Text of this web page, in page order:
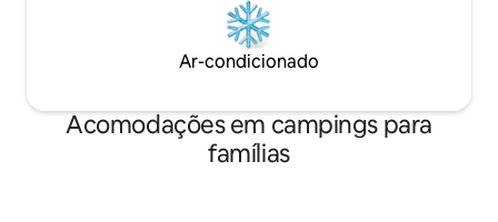
Ar-condicionado
Acomodações em campings para
famílias